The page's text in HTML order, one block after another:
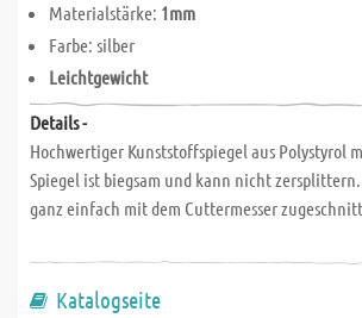
Materialstärke: 1mm
Farbe: silber
Leichtgewicht
Details -
Hochwertiger Kunststoffspiegel aus Polystyrol
Spiegel ist biegsam und kann nicht
ganz einfach mit dem Cuttermesser
Katalogseite